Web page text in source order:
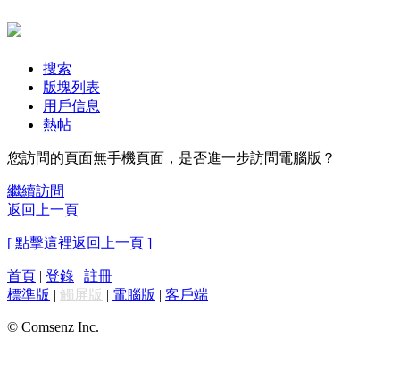
搜索
版塊列表
用戶信息
熱帖
您訪問的頁面無手機頁面，是否進一步訪問電腦版？
繼續訪問
返回上一頁
[ 點擊這裡返回上一頁 ]
首頁 | 登錄 | 註冊
標準版 | 觸屏版 | 電腦版 | 客戶端
© Comsenz Inc.